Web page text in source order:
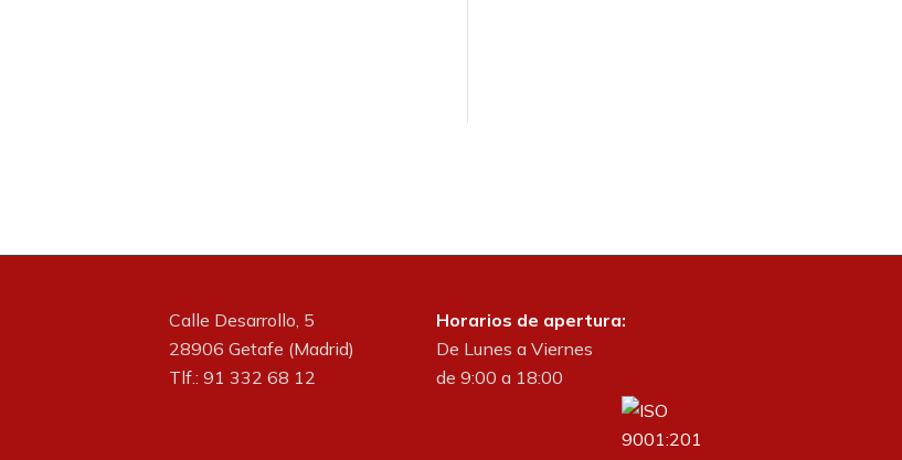
Calle Desarrollo, 5
28906 Getafe (Madrid)
Tlf.: 91 332 68 12
Horarios de apertura:
De Lunes a Viernes
de 9:00 a 18:00